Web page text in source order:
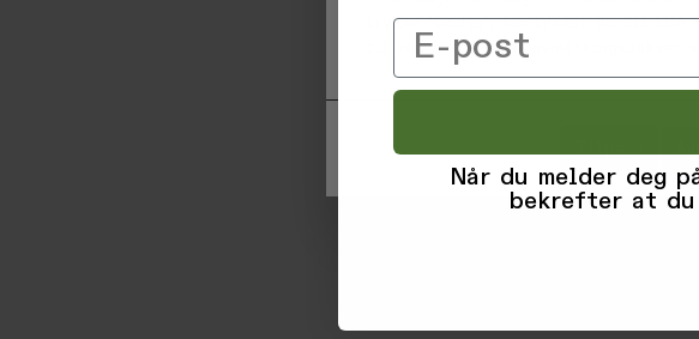
trykke 'Godta', samtykker du til alle
til ved å klikke på
Email
Når du melder deg
bekrefter at